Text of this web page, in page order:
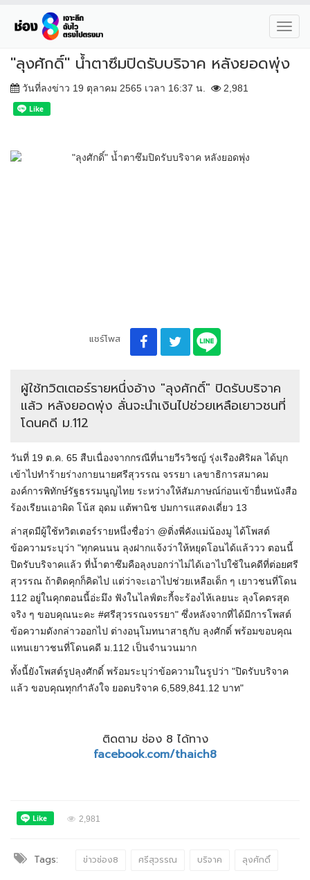
"ลุงศักดิ์" น้ำตาซึมปิดรับบริจาค หลังยอดพุ่ง
วันที่ลงข่าว 19 ตุลาคม 2565 เวลา 16:37 น. 2,981
แชร์โพส
ผู้ใช้ทวิตเตอร์รายหนึ่งอ้าง "ลุงศักดิ์" ปิดรับบริจาค
แล้ว หลังยอดพุ่ง ลั่นจะนำเงินไปช่วยเหลือเยาวชนที่
โดนคดี ม.112
วันที่ 19 ต.ค. 65 สืบเนื่องจากกรณีที่นายวีรวิชญ์ รุ่งเรืองศิริผล ได้บุก
เข้าไปทำร้ายร่างกายนายศรีสุวรรณ จรรยา เลขาธิการสมาคม
องค์การพิทักษ์รัฐธรรมนูญไทย ระหว่างให้สัมภาษณ์ก่อนเข้ายื่นหนังสือ
ร้องเรียนเอาผิด โน้ส อุดม แต้พานิช ปมการแสดงเดี่ยว 13
ล่าสุดมีผู้ใช้ทวิตเตอร์รายหนึ่งชื่อว่า @ติ่งพี่คังแม่น้องมู ได้โพสต์
ข้อความระบุว่า "ทุกคนนน ลุงฝากแจ้งว่าให้หยุดโอนได้แล้ววว ตอนนี้
ปิดรับบริจาคแล้ว ที่น้ำตาซึมคือลุงบอกว่าไม่ได้เอาไปใช้ในคดีที่ต่อยศรี
สุวรรณ ถ้าติดคุกก็คิดไป แต่ว่าจะเอาไปช่วยเหลือเด็ก ๆ เยาวชนที่โดน
112 อยู่ในคุกตอนนี้อ่ะมึง ฟังในไลฟ์ตะกี้จะร้องไห้เลยนะ ลุงโคตรสุด
จริง ๆ ขอบคุณนะคะ #ศรีสุวรรณจรรยา" ซึ่งหลังจากที่ได้มีการโพสต์
ข้อความดังกล่าวออกไป ต่างอนุโมทนาสาธุกับ ลุงศักดิ์ พร้อมขอบคุณ
แทนเยาวชนที่โดนคดี ม.112 เป็นจำนวนมาก
ทั้งนี้ยังโพสต์รูปลุงศักดิ์ พร้อมระบุว่าข้อความในรูปว่า "ปิดรับบริจาค
แล้ว ขอบคุณทุกกำลังใจ ยอดบริจาค 6,589,841.12 บาท"
ติดตาม ช่อง 8 ได้ทาง
facebook.com/thaich8
2,981
Tags: ข่าวช่อง8 ศรีสุวรรณ บริจาค ลุงศักดิ์